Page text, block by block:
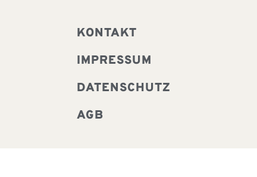
KONTAKT
IMPRESSUM
DATENSCHUTZ
AGB